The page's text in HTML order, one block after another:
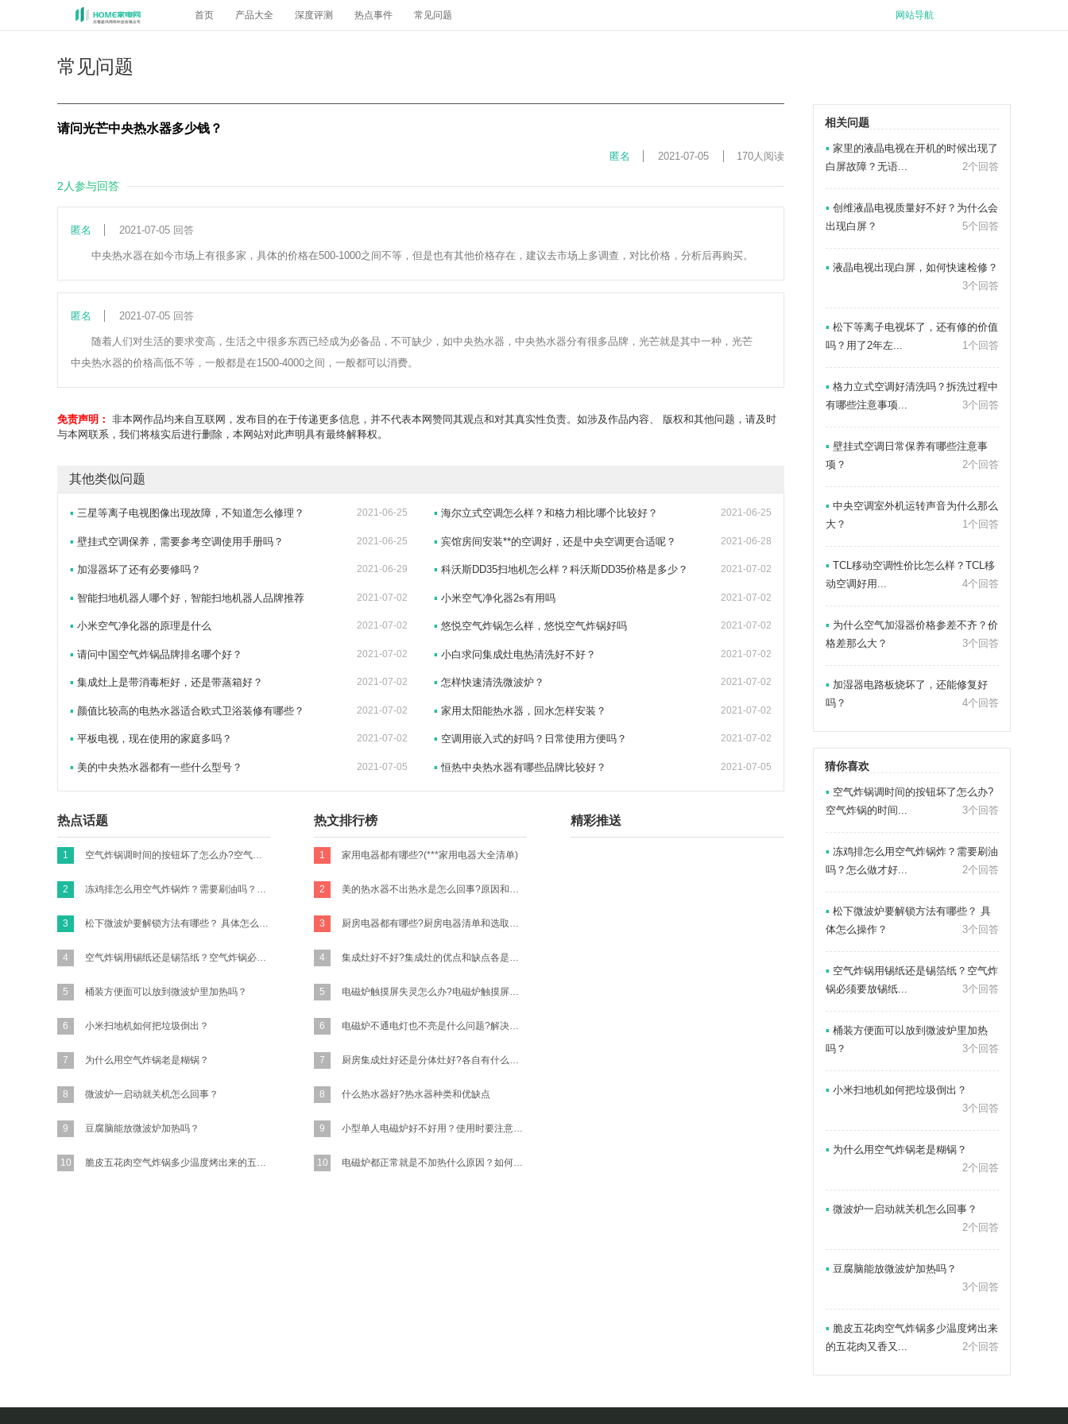
首页 产品大全 深度评测 热点事件 常见问题 网站导航
常见问题
请问光芒中央热水器多少钱？
匿名 2021-07-05 170人阅读
2人参与回答
匿名 2021-07-05 回答
中央热水器在如今市场上有很多家，具体的价格在500-1000之间不等，但是也有其他价格存在，建议去市场上多调查，对比价格，分析后再购买。
匿名 2021-07-05 回答
随着人们对生活的要求变高，生活之中很多东西已经成为必备品，不可缺少，如中央热水器，中央热水器分有很多品牌，光芒就是其中一种，光芒
中央热水器的价格高低不等，一般都是在1500-4000之间，一般都可以消费。
免责声明： 非本网作品均来自互联网，发布目的在于传递更多信息，并不代表本网赞同其观点和对其真实性负责。如涉及作品内容、 版权和其他问题，请及时
与本网联系，我们将核实后进行删除，本网站对此声明具有最终解释权。
其他类似问题
▪ 三星等离子电视图像出现故障，不知道怎么修理？ 2021-06-25 ▪ 海尔立式空调怎么样？和格力相比哪个比较好？ 2021-06-25
▪ 壁挂式空调保养，需要参考空调使用手册吗？ 2021-06-25 ▪ 宾馆房间安装**的空调好，还是中央空调更合适呢？ 2021-06-28
▪ 加湿器坏了还有必要修吗？ 2021-06-29 ▪ 科沃斯DD35扫地机怎么样？科沃斯DD35价格是多少？ 2021-07-02
▪ 智能扫地机器人哪个好，智能扫地机器人品牌推荐 2021-07-02 ▪ 小米空气净化器2s有用吗 2021-07-02
▪ 小米空气净化器的原理是什么 2021-07-02 ▪ 悠悦空气炸锅怎么样，悠悦空气炸锅好吗 2021-07-02
▪ 请问中国空气炸锅品牌排名哪个好？ 2021-07-02 ▪ 小白求问集成灶电热清洗好不好？ 2021-07-02
▪ 集成灶上是带消毒柜好，还是带蒸箱好？ 2021-07-02 ▪ 怎样快速清洗微波炉？ 2021-07-02
▪ 颜值比较高的电热水器适合欧式卫浴装修有哪些？ 2021-07-02 ▪ 家用太阳能热水器，回水怎样安装？ 2021-07-02
▪ 平板电视，现在使用的家庭多吗？ 2021-07-02 ▪ 空调用嵌入式的好吗？日常使用方便吗？ 2021-07-02
▪ 美的中央热水器都有一些什么型号？ 2021-07-05 ▪ 恒热中央热水器有哪些品牌比较好？ 2021-07-05
热点话题
1 空气炸锅调时间的按钮坏了怎么办?空气炸锅的时间转扭不归零咋办？
2 冻鸡排怎么用空气炸锅炸？需要刷油吗？怎么做才好吃有味道？买新鲜的鸡胸肉的话怎么做？
3 松下微波炉要解锁方法有哪些？ 具体怎么操作？
4 空气炸锅用锡纸还是锡箔纸？空气炸锅必须要放锡纸吗?
5 桶装方便面可以放到微波炉里加热吗？
6 小米扫地机如何把垃圾倒出？
7 为什么用空气炸锅老是糊锅？
8 微波炉一启动就关机怎么回事？
9 豆腐脑能放微波炉加热吗？
10 脆皮五花肉空气炸锅多少温度烤出来的五花肉又香又脆？
热文排行榜
1 家用电器都有哪些?(***家用电器大全清单)
2 美的热水器不出热水是怎么回事?原因和解决方法
3 厨房电器都有哪些?厨房电器清单和选取原则
4 集成灶好不好?集成灶的优点和缺点各是什么?
5 电磁炉触摸屏失灵怎么办?电磁炉触摸屏失灵修复小技巧大全
6 电磁炉不通电灯也不亮是什么问题?解决方法有哪些?
7 厨房集成灶好还是分体灶好?各自有什么优缺点?
8 什么热水器好?热水器种类和优缺点
9 小型单人电磁炉好不好用？使用时要注意什么？
10 电磁炉都正常就是不加热什么原因？如何快速解决？
精彩推送
相关问题
▪ 家里的液晶电视在开机的时候出现了
白屏故障？无语...
2个回答
▪ 创维液晶电视质量好不好？为什么会
出现白屏？
5个回答
▪ 液晶电视出现白屏，如何快速检修？
3个回答
▪ 松下等离子电视坏了，还有修的价值
吗？用了2年左...
1个回答
▪ 格力立式空调好清洗吗？拆洗过程中
有哪些注意事项...
3个回答
▪ 壁挂式空调日常保养有哪些注意事
项？
2个回答
▪ 中央空调室外机运转声音为什么那么
大？
1个回答
▪ TCL移动空调性价比怎么样？TCL移
动空调好用...
4个回答
▪ 为什么空气加湿器价格参差不齐？价
格差那么大？
3个回答
▪ 加湿器电路板烧坏了，还能修复好
吗？
4个回答
猜你喜欢
▪ 空气炸锅调时间的按钮坏了怎么办?
空气炸锅的时间...
3个回答
▪ 冻鸡排怎么用空气炸锅炸？需要刷油
吗？怎么做才好...
2个回答
▪ 松下微波炉要解锁方法有哪些？ 具
体怎么操作？
3个回答
▪ 空气炸锅用锡纸还是锡箔纸？空气炸
锅必须要放锡纸...
3个回答
▪ 桶装方便面可以放到微波炉里加热
吗？
3个回答
▪ 小米扫地机如何把垃圾倒出？
3个回答
▪ 为什么用空气炸锅老是糊锅？
2个回答
▪ 微波炉一启动就关机怎么回事？
2个回答
▪ 豆腐脑能放微波炉加热吗？
3个回答
▪ 脆皮五花肉空气炸锅多少温度烤出来
的五花肉又香又...
2个回答